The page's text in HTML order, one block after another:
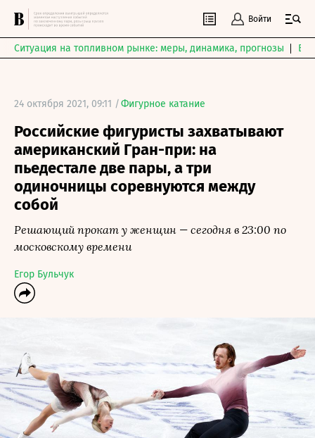
Войти
Ситуация на топливном рынке: меры, динамика, прогнозы
24 октября 2021, 09:11 /Фигурное катание
Российские фигуристы захватывают
американский Гран-при: на
пьедестале две пары, а три
одиночницы соревнуются между
собой
Решающий прокат у женщин — сегодня в 23:00 по
московскому времени
Егор Бульчук